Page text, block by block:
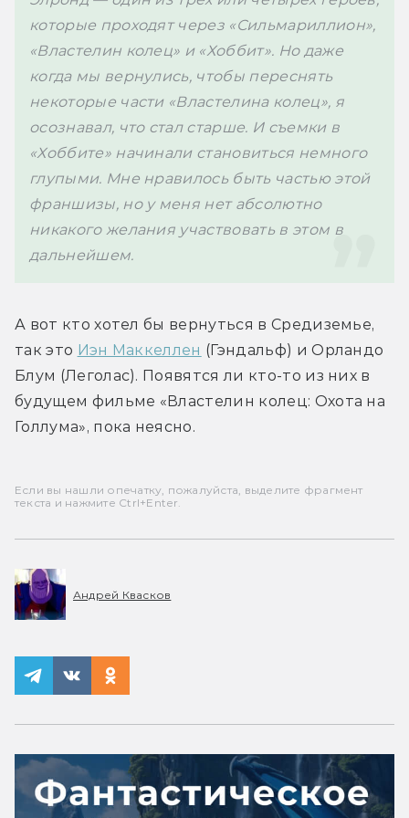
которые проходят через «Сильмариллион»,
«Властелин колец» и «Хоббит». Но даже
когда мы вернулись, чтобы переснять
некоторые части «Властелина колец», я
осознавал, что стал старше. И съемки в
«Хоббите» начинали становиться немного
глупыми. Мне нравилось быть частью этой
франшизы, но у меня нет абсолютно
никакого желания участвовать в этом в
дальнейшем.
А вот кто хотел бы вернуться в Средиземье,
так это Иэн Маккеллен (Гэндальф) и Орландо
Блум (Леголас). Появятся ли кто-то из них в
будущем фильме «Властелин колец: Охота на
Голлума», пока неясно.
Если вы нашли опечатку, пожалуйста, выделите фрагмент
текста и нажмите Ctrl+Enter.
Андрей Квасков